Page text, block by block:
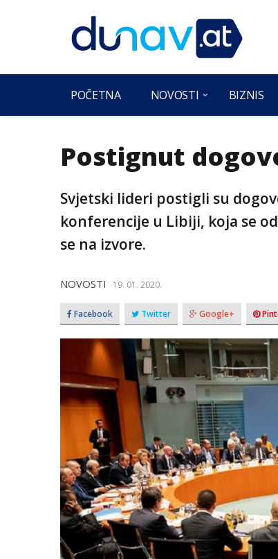
POČETNA NOVOSTI BIZNIS
Postignut
Svjetski lideri postigli su
konferencije u Libiji, koja se
se na izvore.
NOVOSTI 19. 01. 2020.
Facebook Twitter Google+